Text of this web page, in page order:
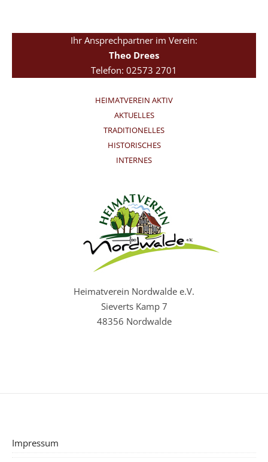
Ihr Ansprechpartner im Verein:
Theo Drees
Telefon: 02573 2701
HEIMATVEREIN AKTIV
AKTUELLES
TRADITIONELLES
HISTORISCHES
INTERNES
Heimatverein Nordwalde e.V.
Sieverts Kamp 7
48356 Nordwalde
Impressum